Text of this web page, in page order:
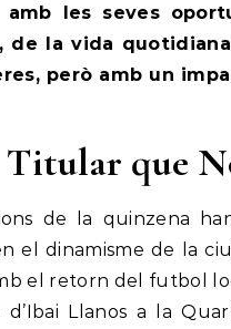
les seves
la vida quotidiana
però amb un
Titular que
de la quinzena
el dinamisme de la
el retorn del futbol
Llanos a la